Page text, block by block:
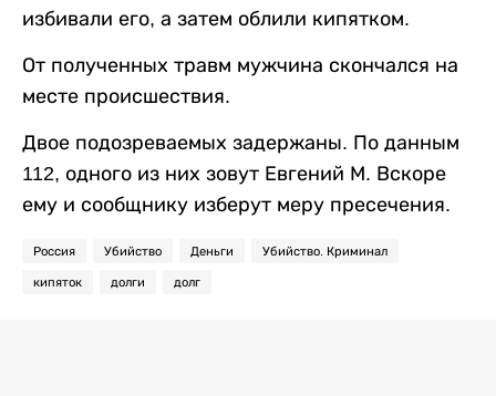
избивали его, а затем облили кипятком.
От полученных травм мужчина скончался на
месте происшествия.
Двое подозреваемых задержаны. По данным
112, одного из них зовут Евгений М. Вскоре
ему и сообщнику изберут меру пресечения.
Россия Убийство Деньги Убийство. Криминал
кипяток долги долг